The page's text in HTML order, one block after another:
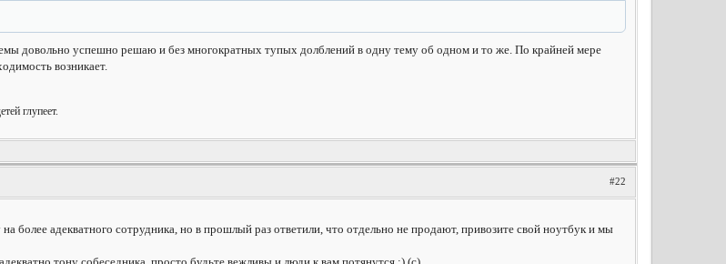
довольно успешно решаю и без многократных тупых долблений в одну тему об одном и то же. По крайней мере
возникает.
глупеет.
#22
более адекватного сотрудника, но в прошлый раз ответили, что отдельно не продают, привозите свой ноутбук и мы